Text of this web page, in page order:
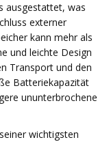
ausgestattet, was
externer
kann mehr als
und leichte Design
Transport und den
Batteriekapazität
ununterbrochene
wichtigsten